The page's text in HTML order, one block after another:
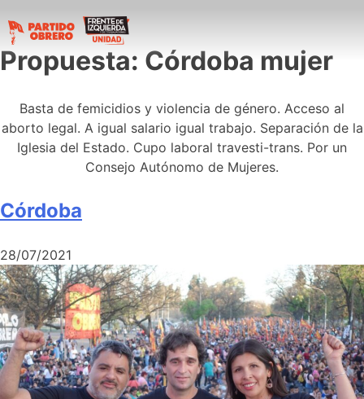
Propuesta: Córdoba mujer
Basta de femicidios y violencia de género. Acceso al
aborto legal. A igual salario igual trabajo. Separación de la
Iglesia del Estado. Cupo laboral travesti-trans. Por un
Consejo Autónomo de Mujeres.
Córdoba
28/07/2021